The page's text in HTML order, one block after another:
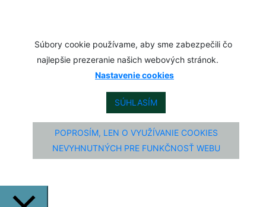
Súbory cookie používame, aby sme zabezpečili čo
najlepšie prezeranie našich webových stránok.
Nastavenie cookies
SÚHLASÍM
POPROSÍM, LEN O VYUŽÍVANIE COOKIES
NEVYHNUTNÝCH PRE FUNKČNOSŤ WEBU